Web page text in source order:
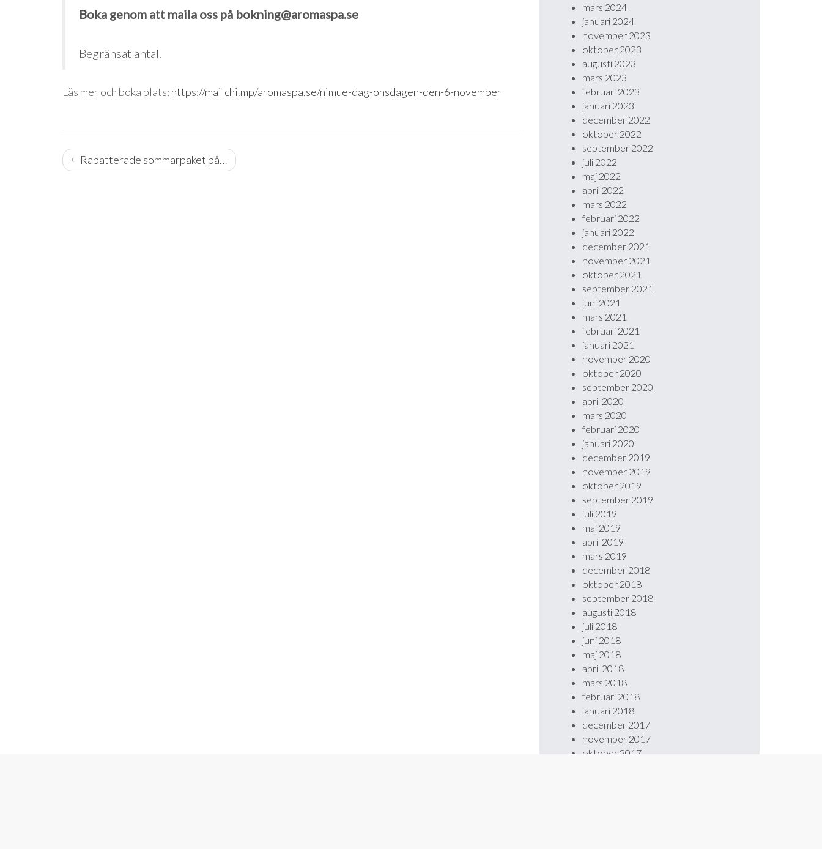
Boka genom att maila oss på bokning@aromaspa.se
Begränsat antal.
Läs mer och boka plats: https://mailchi.mp/aromaspa.se/nimue-dag-onsdagen-den-6-november
Rabatterade sommarpaket på…
mars 2024
januari 2024
november 2023
oktober 2023
augusti 2023
mars 2023
februari 2023
januari 2023
december 2022
oktober 2022
september 2022
juli 2022
maj 2022
april 2022
mars 2022
februari 2022
januari 2022
december 2021
november 2021
oktober 2021
september 2021
juni 2021
mars 2021
februari 2021
januari 2021
november 2020
oktober 2020
september 2020
april 2020
mars 2020
februari 2020
januari 2020
december 2019
november 2019
oktober 2019
september 2019
juli 2019
maj 2019
april 2019
mars 2019
december 2018
oktober 2018
september 2018
augusti 2018
juli 2018
juni 2018
maj 2018
april 2018
mars 2018
februari 2018
januari 2018
december 2017
november 2017
oktober 2017